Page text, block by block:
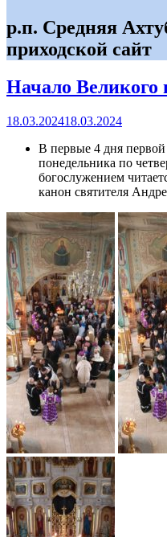
р.п. Средняя
приходской сайт
Начало Великого
18.03.202418.03.2024
В первые 4 дня
понедельника по
богослужением
канон святителя